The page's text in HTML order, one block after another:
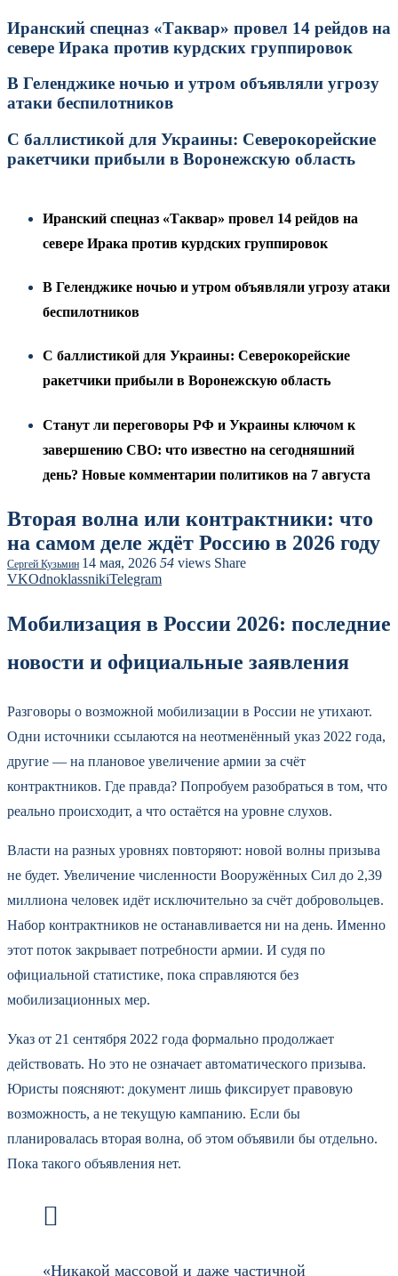
Иранский спецназ «Таквар» провел 14 рейдов на
севере Ирака против курдских группировок
В Геленджике ночью и утром объявляли угрозу
атаки беспилотников
С баллистикой для Украины: Северокорейские
ракетчики прибыли в Воронежскую область
Иранский спецназ «Таквар» провел 14 рейдов на
севере Ирака против курдских группировок
В Геленджике ночью и утром объявляли угрозу атаки
беспилотников
С баллистикой для Украины: Северокорейские
ракетчики прибыли в Воронежскую область
Станут ли переговоры РФ и Украины ключом к
завершению СВО: что известно на сегодняшний
день? Новые комментарии политиков на 7 августа
Вторая волна или контрактники: что
на самом деле ждёт Россию в 2026 году
Сергей Кузьмин 14 мая, 2026 54 views Share
VKOdnoklassnikiTelegram
Мобилизация в России 2026: последние
новости и официальные заявления
Разговоры о возможной мобилизации в России не утихают.
Одни источники ссылаются на неотменённый указ 2022 года,
другие — на плановое увеличение армии за счёт
контрактников. Где правда? Попробуем разобраться в том, что
реально происходит, а что остаётся на уровне слухов.
Власти на разных уровнях повторяют: новой волны призыва
не будет. Увеличение численности Вооружённых Сил до 2,39
миллиона человек идёт исключительно за счёт добровольцев.
Набор контрактников не останавливается ни на день. Именно
этот поток закрывает потребности армии. И судя по
официальной статистике, пока справляются без
мобилизационных мер.
Указ от 21 сентября 2022 года формально продолжает
действовать. Но это не означает автоматического призыва.
Юристы поясняют: документ лишь фиксирует правовую
возможность, а не текущую кампанию. Если бы
планировалась вторая волна, об этом объявили бы отдельно.
Пока такого объявления нет.
«Никакой массовой и даже частичной